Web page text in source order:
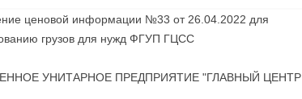
ценовой информации №33 от 26.04.2022 для
грузов для нужд ФГУП ГЦСС
УНИТАРНОЕ ПРЕДПРИЯТИЕ "ГЛАВНЫЙ ЦЕНТР